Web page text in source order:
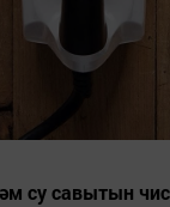
су савытын